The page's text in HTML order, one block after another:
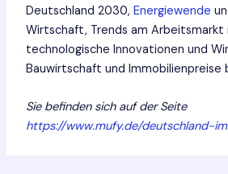
Deutschland 2030, Energiewende
Wirtschaft, Trends am Arbeitsmarkt
technologische Innovationen und
Bauwirtschaft und Immobilienpreise
Sie befinden sich auf der Seite
https://www.mufy.de/deutschland-